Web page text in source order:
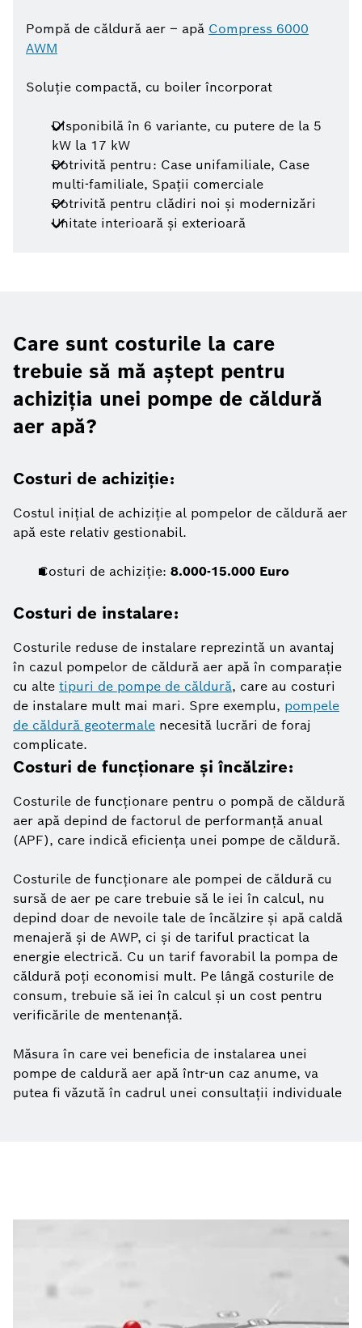
Pompă de căldură aer – apă Compress 6000
AWM
Soluție compactă, cu boiler încorporat
Disponibilă în 6 variante, cu putere de la 5
kW la 17 kW
Potrivită pentru: Case unifamiliale, Case
multi-familiale, Spații comerciale
Potrivită pentru clădiri noi și modernizări
Unitate interioară și exterioară
Care sunt costurile la care
trebuie să mă aștept pentru
achiziția unei pompe de căldură
aer apă?
Costuri de achiziție:
Costul inițial de achiziție al pompelor de căldură aer
apă este relativ gestionabil.
Costuri de achiziție: 8.000-15.000 Euro
Costuri de instalare:
Costurile reduse de instalare reprezintă un avantaj
în cazul pompelor de căldură aer apă în comparație
cu alte tipuri de pompe de căldură, care au costuri
de instalare mult mai mari. Spre exemplu, pompele
de căldură geotermale necesită lucrări de foraj
complicate.
Costuri de funcționare și încălzire:
Costurile de funcționare pentru o pompă de căldură
aer apă depind de factorul de performanță anual
(APF), care indică eficiența unei pompe de căldură.
Costurile de funcționare ale pompei de căldură cu
sursă de aer pe care trebuie să le iei în calcul, nu
depind doar de nevoile tale de încălzire și apă caldă
menajeră și de AWP, ci și de tariful practicat la
energie electrică. Cu un tarif favorabil la pompa de
căldură poți economisi mult. Pe lângă costurile de
consum, trebuie să iei în calcul și un cost pentru
verificările de mentenanță.
Măsura în care vei beneficia de instalarea unei
pompe de caldură aer apă într-un caz anume, va
putea fi văzută în cadrul unei consultații individuale